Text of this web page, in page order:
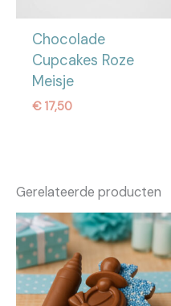
Chocolade
Cupcakes Roze
Meisje
€17,50
Gerelateerde producten